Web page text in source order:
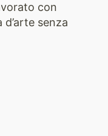
con
d’arte senza